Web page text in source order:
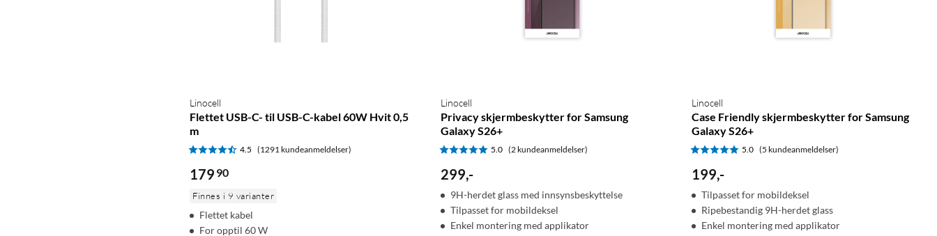
Linocell
Flettet USB-C- til USB-C-kabel 60W Hvit 0,5
m
4.5 (1291 kundeanmeldelser)
179 90
Finnes i 9 varianter
Flettet kabel
For opptil 60 W
Linocell
Privacy skjermbeskytter for Samsung
Galaxy S26+
5.0 (2 kundeanmeldelser)
299,-
9H-herdet glass med innsynsbeskyttelse
Tilpasset for mobildeksel
Enkel montering med applikator
Linocell
Case Friendly skjermbeskytter for Samsung
Galaxy S26+
5.0 (5 kundeanmeldelser)
199,-
Tilpasset for mobildeksel
Ripebestandig 9H-herdet glass
Enkel montering med applikator